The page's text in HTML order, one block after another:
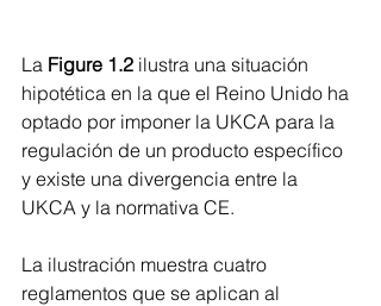
La Figure 1.2 ilustra una situación
hipotética en la que el Reino Unido ha
optado por imponer la UKCA para la
regulación de un producto específico
y existe una divergencia entre la
UKCA y la normativa CE.
La ilustración muestra cuatro
reglamentos que se aplican al